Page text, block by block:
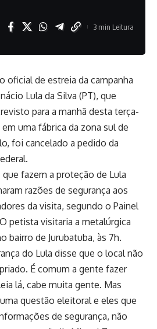
3 min Leitura
oficial de estreia da campanha
Lula da Silva (PT), que
para a manhã desta terça-
em uma fábrica da zona sul de
foi cancelado a pedido da
fazem a proteção de Lula
razões de segurança aos
da visita, segundo o Painel
petista visitaria a metalúrgica
bairro de Jurubatuba, às 7h.
do Lula disse que o local não
É comum a gente fazer
lá, cabe muita gente. Mas
questão eleitoral e eles que
de segurança, não